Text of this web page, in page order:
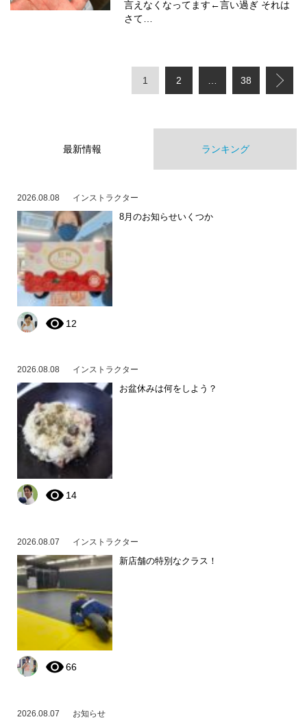
言えなくなってます←言い過ぎ それは
さて…
1 2 38
最新情報 ランキング
2026.08.08 インストラクター
8月のお知らせいくつか
12
2026.08.08 インストラクター
お盆休みは何をしよう？
14
2026.08.07 インストラクター
新店舗の特別なクラス！
66
2026.08.07 お知らせ